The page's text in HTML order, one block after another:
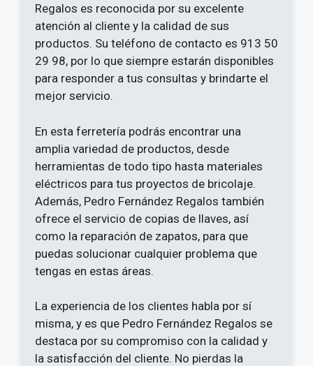
Regalos es reconocida por su excelente
atención al cliente y la calidad de sus
productos. Su teléfono de contacto es 913 50
29 98, por lo que siempre estarán disponibles
para responder a tus consultas y brindarte el
mejor servicio.
En esta ferretería podrás encontrar una
amplia variedad de productos, desde
herramientas de todo tipo hasta materiales
eléctricos para tus proyectos de bricolaje.
Además, Pedro Fernández Regalos también
ofrece el servicio de copias de llaves, así
como la reparación de zapatos, para que
puedas solucionar cualquier problema que
tengas en estas áreas.
La experiencia de los clientes habla por sí
misma, y es que Pedro Fernández Regalos se
destaca por su compromiso con la calidad y
la satisfacción del cliente. No pierdas la